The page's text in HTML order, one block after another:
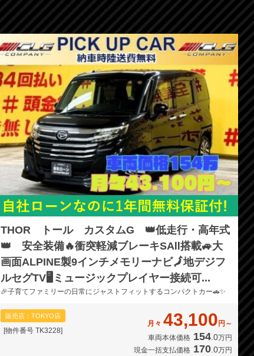
THOR トール カスタムG 👑低走行・高年式
👑 安全装備🔥衝突軽減ブレーキSAⅡ搭載🚙大
画面ALPINE製9インチメモリーナビ🗾地デジフ
ルセグTV🖥️ミュージックプレイヤー接続可...
🎉子育てファミリーの日常にジャストフィットするコンパクトカー🚗✨
販売店：TOKYO店
[物件番号 TK3228]
月々43,100 円～
車両本体価格 154.0万円
現金一括支払価格 170.0万円